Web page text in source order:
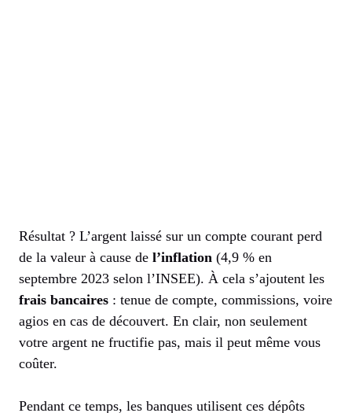
Résultat ? L’argent laissé sur un compte courant perd
de la valeur à cause de l’inflation (4,9 % en
septembre 2023 selon l’INSEE). À cela s’ajoutent les
frais bancaires : tenue de compte, commissions, voire
agios en cas de découvert. En clair, non seulement
votre argent ne fructifie pas, mais il peut même vous
coûter.
Pendant ce temps, les banques utilisent ces dépôts